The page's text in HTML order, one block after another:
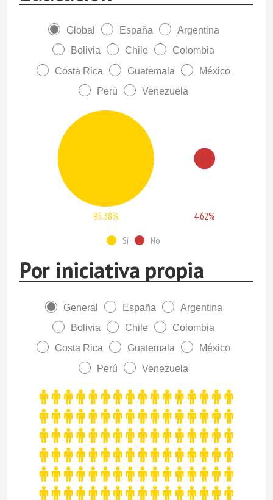
Global España
Argentina
Bolivia
Chile
Colombia
Costa Rica
Guatemala
México
Perú
Venezuela
95.38% 4.62%
Sí No
Por iniciativa propia
General España
Argentina
Bolivia
Chile
Colombia
Costa Rica
Guatemala
México
Perú
Venezuela